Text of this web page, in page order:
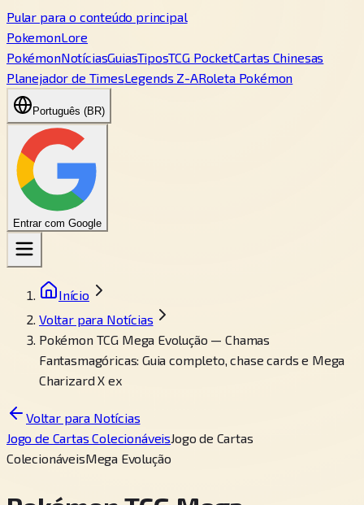
Pular para o conteúdo principal
PokemonLore
PokémonNotíciasGuiasTiposTCG PocketCartas Chinesas
Planejador de TimesLegends Z-ARoleta Pokémon
Português (BR)
Entrar com Google
Início
Voltar para Notícias
Pokémon TCG Mega Evolução — Chamas
Fantasmagóricas: Guia completo, chase cards e Mega
Charizard X ex
Voltar para Notícias
Jogo de Cartas ColecionáveisJogo de Cartas
ColecionáveisMega Evolução